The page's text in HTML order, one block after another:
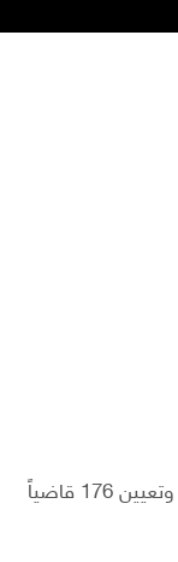
أصدر خادم الحرمين الشريفين الملك سلمان بن عبد العزيز آل سعود -حفظه الله-، أمره الكريم بترقية وتعيين 176 قاضياً